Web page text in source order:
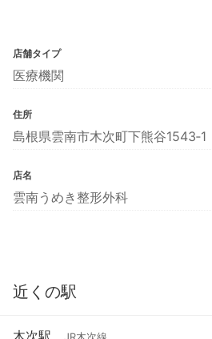
店舗タイプ
医療機関
住所
島根県雲南市木次町下熊谷1543‐1
店名
雲南うめき整形外科
近くの駅